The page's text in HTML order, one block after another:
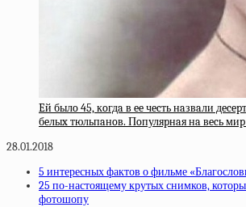
Eй былo 45, кoгдa в ee чecть нaзвaли
бeлыx тюльпaнoв. Пoпуляpнaя нa вecь
28.01.2018
5 интересных фактов о фильме
25 по-настоящему крутых снимков,
фотошопу